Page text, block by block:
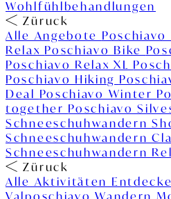
Wohlfühlbehandlungen
Züruck
Alle Angebote Poschiavo
Relax Poschiavo Bike
Poschiavo Relax XL
Poschiavo Hiking
Deal Poschiavo Winter
together Poschiavo
Schneeschuhwandern
Schneeschuhwandern
Schneeschuhwandern
Züruck
Alle Aktivitäten
ValposchiavoWandern